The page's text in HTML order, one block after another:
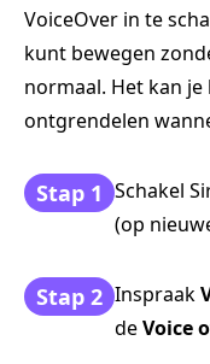
VoiceOver in te
kunt bewegen
normaal. Het kan
ontgrendelen
Stap 1 Schakel
(op
Stap 2 Inspraak
deVoice